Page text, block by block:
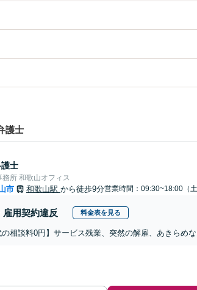
護士
士
所 和歌山オフィス
市 和歌山駅 から徒歩9分営業時間：09:30~18:00（土
雇用契約違反 料金表を見る
の相談料0円】サービス残業、突然の解雇、あきらめ